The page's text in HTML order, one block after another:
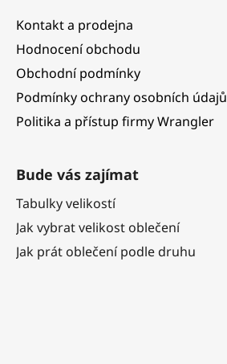
Kontakt a prodejna
Hodnocení obchodu
Obchodní podmínky
Podmínky ochrany osobních údajů
Politika a přístup firmy Wrangler
Bude vás zajímat
Tabulky velikostí
Jak vybrat velikost oblečení
Jak prát oblečení podle druhu